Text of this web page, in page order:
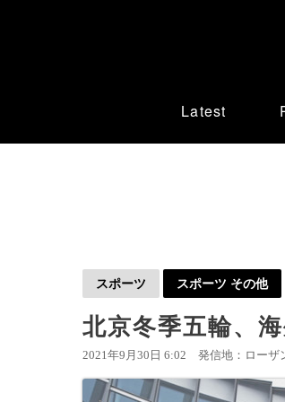
Latest
スポーツ スポーツ その他
北京冬季五輪、
2021年9月30日 6:02 発信地：ローザ